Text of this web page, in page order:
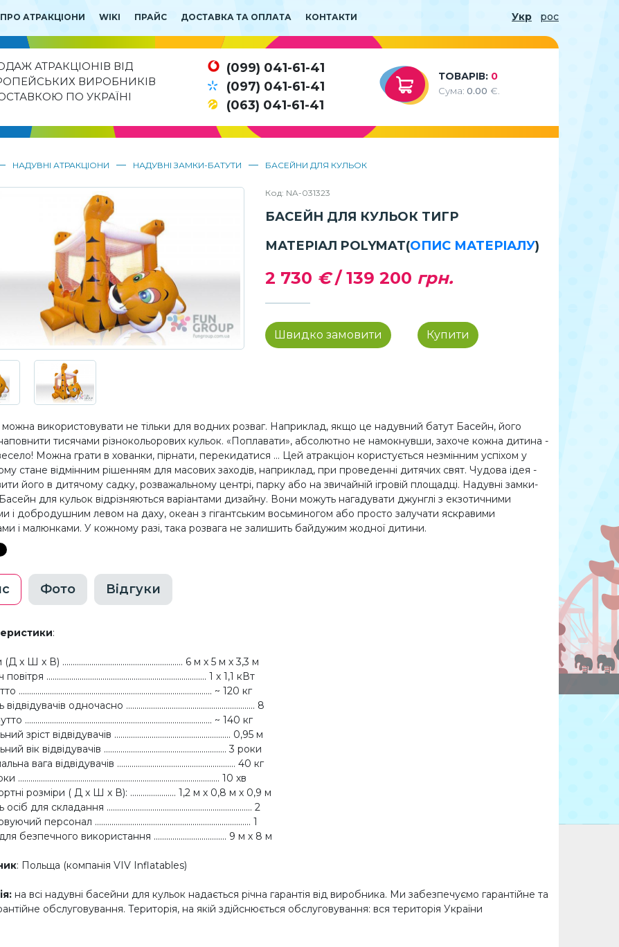
ПРО АТРАКЦІОНИ WIKI ПРАЙС ДОСТАВКА ТА ОПЛАТА КОНТАКТИ Укр рос
АТРАКЦІОНІВ ВІД
ВИРОБНИКІВ
ПО УКРАЇНІ
(099) 041-61-41
(097) 041-61-41
(063) 041-61-41
ТОВАРІВ: 0
Сума:0.00 €.
НАДУВНІ АТРАКЦІОНИ — НАДУВНІ ЗАМКИ-БАТУТИ — БАСЕЙНИ ДЛЯ КУЛЬОК
Код: NA-031323
БАСЕЙН ДЛЯ КУЛЬОК ТИГР
МАТЕРІАЛ POLYMAT(ОПИС МАТЕРІАЛУ)
2 730 €/139 200 грн.
Швидко замовити Купити
використовувати не тільки для водних розваг. Наприклад, якщо це надувний батут Басейн, його
тисячами різнокольорових кульок. «Поплавати», абсолютно не намокнувши, захоче кожна дитина -
Можна грати в хованки, пірнати, перекидатися ... Цей атракціон користується незмінним успіхом у
стане відмінним рішенням для масових заходів, наприклад, при проведенні дитячих свят. Чудова ідея -
його в дитячому садку, розважальному центрі, парку або на звичайній ігровій площадці. Надувні замки-
для кульок відрізняються варіантами дизайну. Вони можуть нагадувати джунглі з екзотичними
і добродушним левом на даху, океан з гігантським восьминогом або просто залучати яскравими
і малюнками. У кожному разі, така розвага не залишить байдужим жодної дитини.
Фото Відгуки
:
x Ш x В) .......................................................... 6 м х 5 м х 3,3 м
............................................................................. 1 х 1,1 кВт
............................................................................................. ~ 120 кг
відвідувачів одночасно .............................................................. 8
.......................................................................................... ~ 140 кг
зріст відвідувачів ........................................................ 0,95 м
вік відвідувачів ........................................................... 3 роки
вага відвідувачів ......................................................... 40 кг
................................................................................................. 10 хв
розміри ( Д x Ш x В): ...................... 1,2 м х 0,8 м х 0,9 м
осіб для складання ...................................................................... 2
персонал ........................................................................... 1
безпечного використання ................................... 9 м х 8 м
: Польща (компанія VIV Inflatables)
: на всі надувні басейни для кульок надається річна гарантія від виробника. Ми забезпечуємо гарантійне та
обслуговування. Територія, на якій здійснюється обслуговування: вся територія України